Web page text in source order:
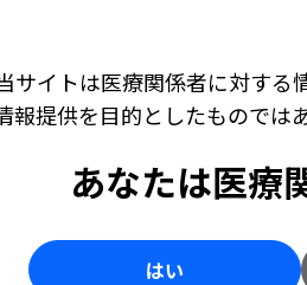
がやや多い印象がある」とし
査技師派遣
サイトは医療関係者に対する
報提供を目的としたものでは
あなたは医療
はい